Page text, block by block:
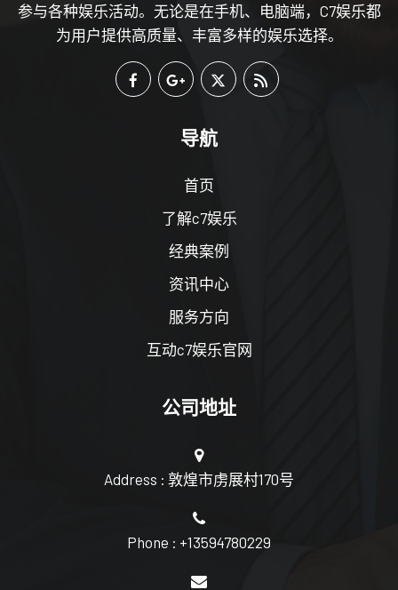
参与各种娱乐活动。无论是在手机、电脑端，C7娱乐都
为用户提供高质量、丰富多样的娱乐选择。
导航
首页
了解c7娱乐
经典案例
资讯中心
服务方向
互动c7娱乐官网
公司地址
Address : 敦煌市虏展村170号
Phone : +13594780229